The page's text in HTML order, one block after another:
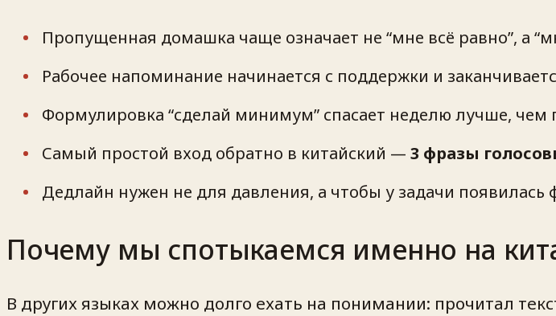
Пропущенная домашка чаще означает не “мне всё равно”, а
Рабочее напоминание начинается с поддержки и
Формулировка “сделай минимум” спасает неделю лучше, чем
Самый простой вход обратно в китайский — 3 фразы
Дедлайн нужен не для давления, а чтобы у задачи появилась
Почему мы спотыкаемся именно на
В других языках можно долго ехать на понимании: прочитал